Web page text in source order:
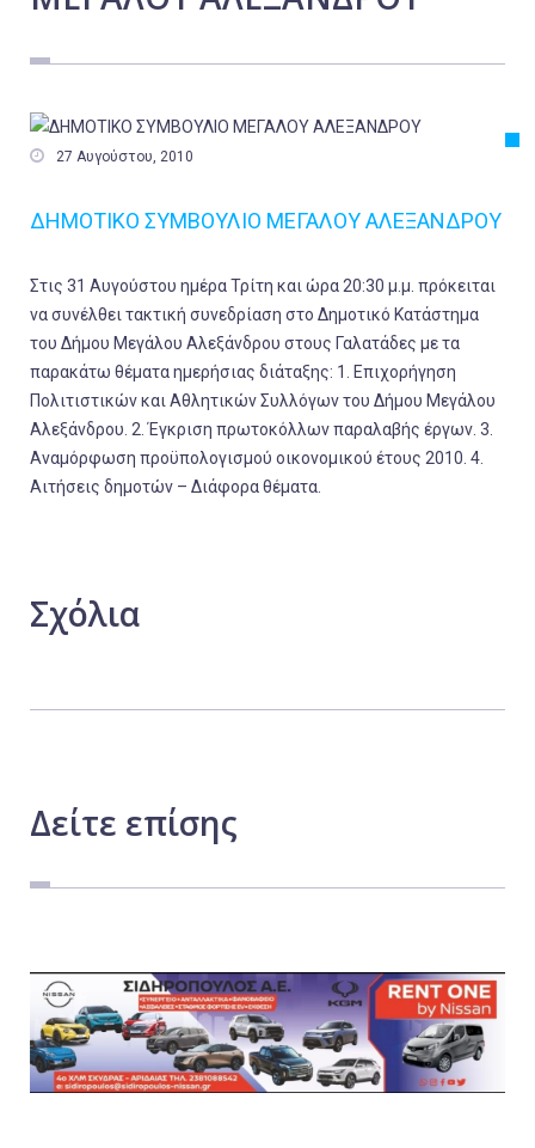
 27 Αυγούστου, 2010
ΔΗΜΟΤΙΚΟ ΣΥΜΒΟΥΛΙΟ ΜΕΓΑΛΟΥ ΑΛΕΞΑΝΔΡΟΥ
Στις 31 Αυγούστου ημέρα Τρίτη και ώρα 20:30 μ.μ. πρόκειται
να συνέλθει τακτική συνεδρίαση στο Δημοτικό Κατάστημα
του Δήμου Μεγάλου Αλεξάνδρου στους Γαλατάδες με τα
παρακάτω θέματα ημερήσιας διάταξης: 1. Επιχορήγηση
Πολιτιστικών και Αθλητικών Συλλόγων του Δήμου Μεγάλου
Αλεξάνδρου. 2. Έγκριση πρωτοκόλλων παραλαβής έργων. 3.
Αναμόρφωση προϋπολογισμού οικονομικού έτους 2010. 4.
Αιτήσεις δημοτών – Διάφορα θέματα.
Σχόλια
Δείτε επίσης
Ελλάδα
Οικονομία
Αθλητικά
Αστυνομικό Δελτίο